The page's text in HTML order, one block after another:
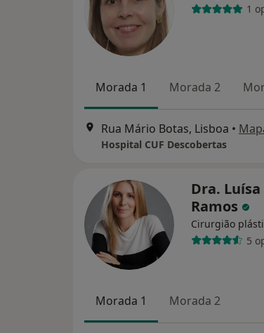
1
Morada 1 Morada 2
Rua Mário Botas, Lisboa •
Hospital CUF Descobertas
Dra.
Ramos
Cirurgião
5
Morada 1 Morada 2